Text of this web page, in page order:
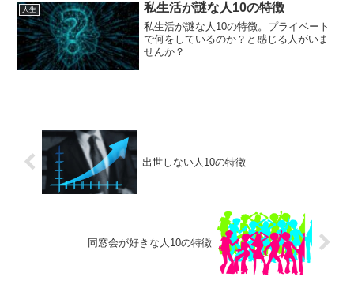
人生 私生活が謎な人10の特徴
私生活が謎な人10の特徴。プライベート
で何をしているのか？と感じる人がいま
せんか？
出世しない人10の特徴
同窓会が好きな人10の特徴